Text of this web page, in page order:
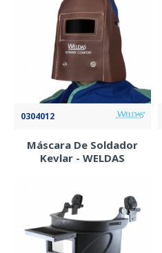
0304012
Máscara De Soldador
Kevlar - WELDAS